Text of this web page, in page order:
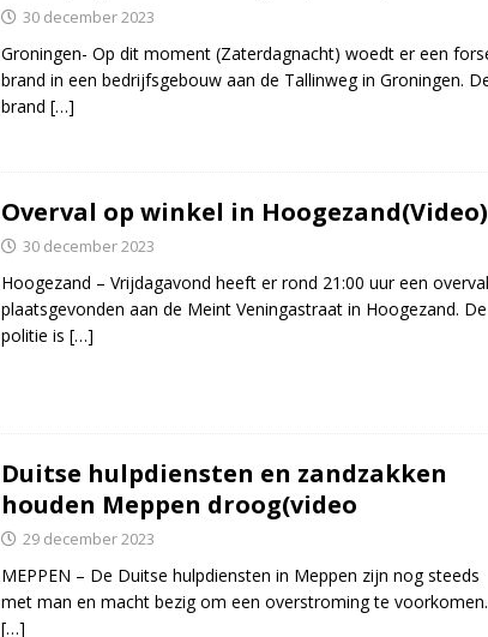
30 december 2023
Groningen- Op dit moment (Zaterdagnacht) woedt er een
brand in een bedrijfsgebouw aan de Tallinweg in Groningen.
brand […]
Overval op winkel in Hoogezand(Video)
30 december 2023
Hoogezand – Vrijdagavond heeft er rond 21:00 uur een overval
plaatsgevonden aan de Meint Veningastraat in Hoogezand. De
politie is […]
Duitse hulpdiensten en zandzakken
houden Meppen droog(video
29 december 2023
MEPPEN – De Duitse hulpdiensten in Meppen zijn nog steeds
met man en macht bezig om een overstroming te voorkomen.
[…]